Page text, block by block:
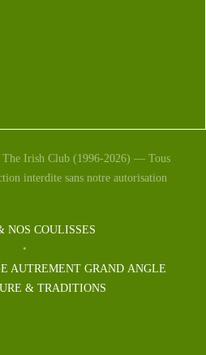
Irish Club (1996-2026) — Tous
interdite sans notre autorisation
NOS COULISSES
AUTREMENT GRAND ANGLE
& TRADITIONS